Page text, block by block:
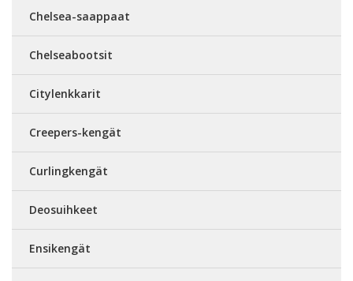
Chelsea-saappaat
Chelseabootsit
Citylenkkarit
Creepers-kengät
Curlingkengät
Deosuihkeet
Ensikengät